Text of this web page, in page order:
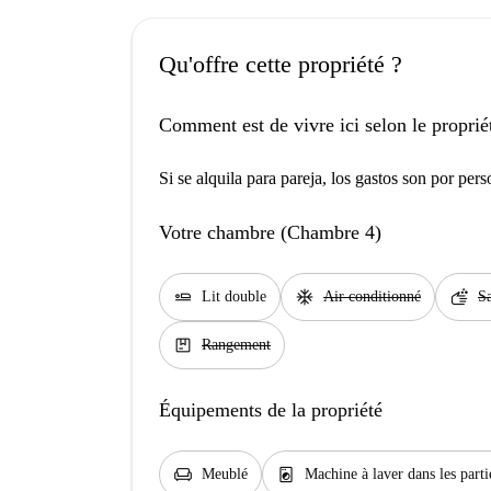
Qu'offre cette propriété ?
Comment est de vivre ici selon le
Si se alquila para pareja, los gastos son por
Votre chambre (Chambre 4)
airline_seat_flat Lit double ac_unit Air conditionné soap
package Rangement
Équipements de la propriété
chair Meublé local_laundry_service Machine à laver dans les